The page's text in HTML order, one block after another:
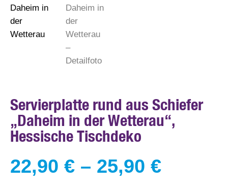
Servierplatte rund aus Schiefer
„Daheim in der Wetterau“,
Hessische Tischdeko
22,90 € – 25,90 €